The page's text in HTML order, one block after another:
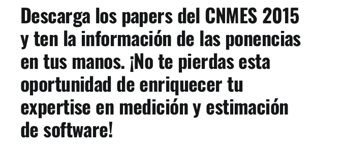
Descarga los papers del CNMES 2015
y ten la información de las ponencias
en tus manos. ¡No te pierdas esta
oportunidad de enriquecer tu
expertise en medición y estimación
de software!